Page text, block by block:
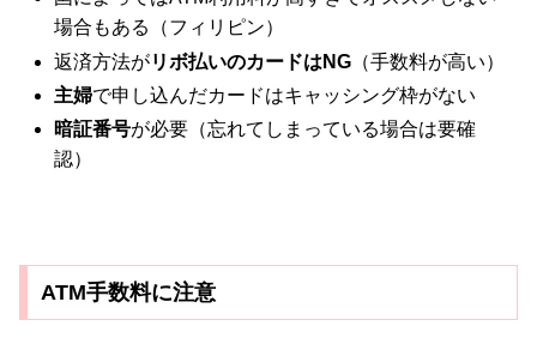
場合もある（フィリピン）
返済方法がリボ払いのカードはNG （手数料が高い）
主婦で申し込んだカードはキャッシング枠がない
暗証番号が必要（忘れてしまっている場合は要確
認）
ATM手数料に注意